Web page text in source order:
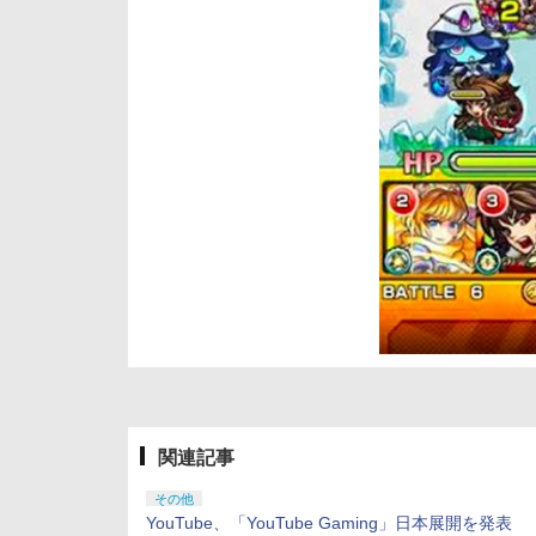
関連記事
その他
YouTube、「YouTube Gaming」日本展開を発表